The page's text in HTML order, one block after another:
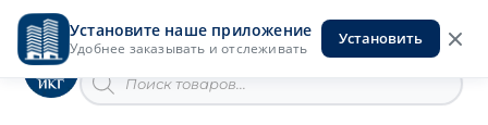
Установите наше приложение
Удобнее заказывать и отслеживать
Установить
Перейти
содержимомуИнструменты на Горской
товаров